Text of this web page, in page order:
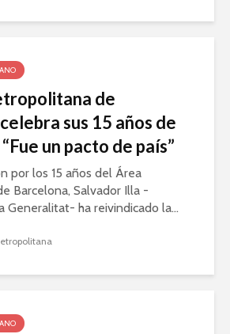
de
sus 15 años de
un pacto de país”
por los 15 años del Área
Barcelona, Salvador Illa -
Generalitat- ha reivindicado la...